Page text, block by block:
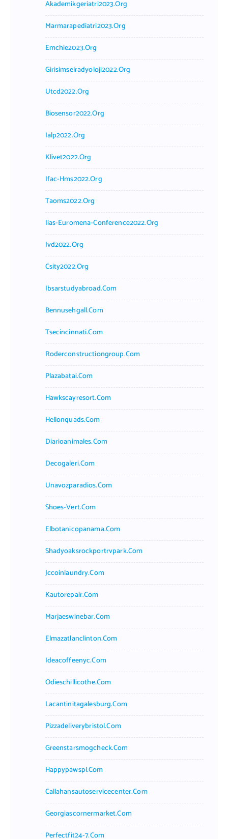
Akademikgeriatri2023.org
Marmarapediatri2023.org
Emchie2023.org
Girisimselradyoloji2022.org
Utcd2022.org
Biosensor2022.org
Ialp2022.org
Klivet2022.org
Ifac-Hms2022.org
Taoms2022.org
Iias-Euromena-Conference2022.org
Ivd2022.org
Csity2022.org
Ibsarstudyabroad.com
Bennusehgall.com
Tsecincinnati.com
Roderconstructiongroup.com
Plazabatai.com
Hawkscayresort.com
Hellonquads.com
Diarioanimales.com
Decogaleri.com
Unavozparadios.com
Shoes-Vert.com
Elbotanicopanama.com
Shadyoaksrockportrvpark.com
Jccoinlaundry.com
Kautorepair.com
Marjaeswinebar.com
Elmazatlanclinton.com
Ideacoffeenyc.com
Odieschillicothe.com
Lacantinitagalesburg.com
Pizzadeliverybristol.com
Greenstarsmogcheck.com
Happypawspl.com
Callahansautoservicecenter.com
Georgiascornermarket.com
Perfectfit24-7.com